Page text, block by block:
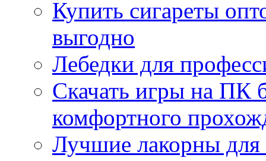
Купить сигареты
выгодно
Лебедки для
Скачать игры на ПК
комфортного
Лучшие лакорны для